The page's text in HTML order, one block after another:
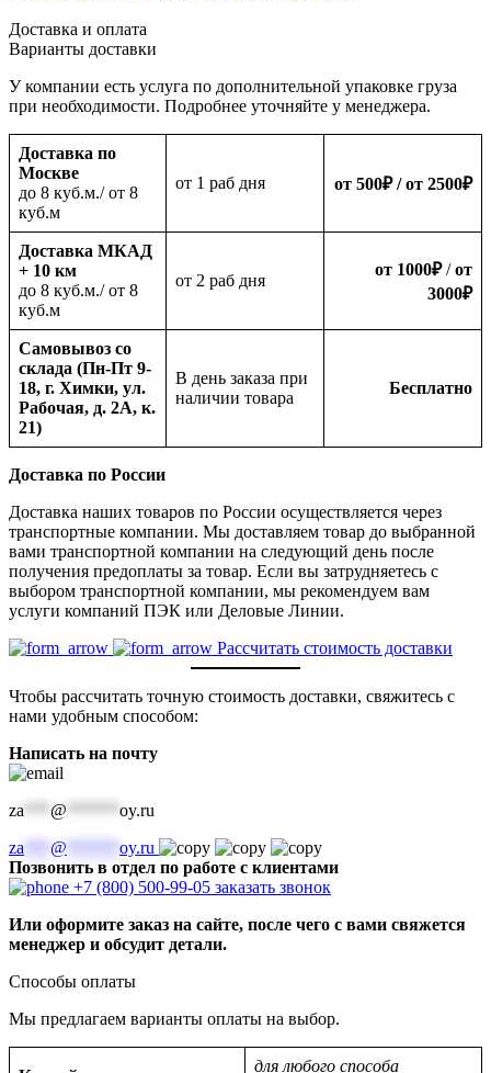
Доставка и оплата
Варианты доставки
У компании есть услуга по дополнительной упаковке груза
при необходимости. Подробнее уточняйте у менеджера.
Доставка по
Москве
до 8 куб.м./ от 8
куб.м
oт 1 раб дня от 500₽/ от 2500₽
Доставка МКАД
+ 10 км
до 8 куб.м./ от 8
куб.м
oт 2 раб дня
от 1000₽/от
3000₽
Самовывоз со
склада (Пн-Пт 9-
18, г. Химки, ул.
Рабочая, д. 2А, к.
21)
В день заказа при
наличии товара
Бесплатно
Доставка по России
Доставка наших товаров по России осуществляется через
транспортные компании. Мы доставляем товар до выбранной
вами транспортной компании на следующий день после
получения предоплаты за товар. Если вы затрудняетесь с
выбором транспортной компании, мы рекомендуем вам
услуги компаний ПЭК или Деловые Линии.
Рассчитать стоимость доставки
Чтобы рассчитать точную стоимость доставки, свяжитесь с
нами удобным способом:
Написать на почту
za @
oy.ru
za
@
oy.ru
Позвонить в отдел по работе с клиентами
+7 (800) 500-99-05 заказать звонок
Или оформите заказ на сайте, после чего с вами свяжется
менеджер и обсудит детали.
Способы оплаты
Мы предлагаем варианты оплаты на выбор.
для любого способа